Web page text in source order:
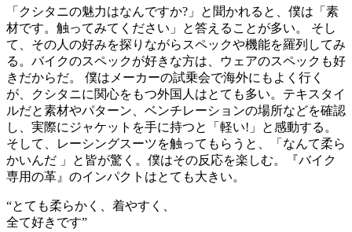
「クシタニの魅力はなんですか?」と聞かれると、僕は「素
材です。触ってみてください」と答えることが多い。 そし
て、その人の好みを探りながらスペックや機能を羅列してみ
る。バイクのスペックが好きな方は、ウェアのスペックも好
きだからだ。 僕はメーカーの試乗会で海外にもよく行く
が、クシタニに関心をもつ外国人はとても多い。テキスタイ
ルだと素材やパターン、ベンチレーションの場所などを確認
し、実際にジャケットを手に持つと「軽い!」と感動する。
そして、レーシングスーツを触ってもらうと、「なんて柔ら
かいんだ 」と皆が驚く。僕はその反応を楽しむ。『バイク
専用の革』のインパクトはとても大きい。
“とても柔らかく、着やすく、
全て好きです”